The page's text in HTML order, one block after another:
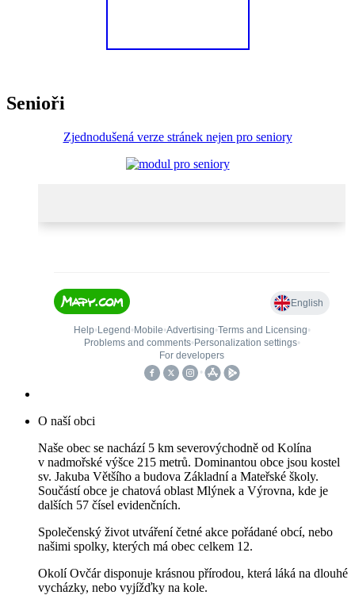
Senioři
Zjednodušená verze stránek nejen pro seniory
O naší obci
Naše obec se nachází 5 km severovýchodně od Kolína
v nadmořské výšce 215 metrů. Dominantou obce jsou kostel
sv. Jakuba Většího a budova Základní a Mateřské školy.
Součástí obce je chatová oblast Mlýnek a Výrovna, kde je
dalších 57 čísel evidenčních.
Společenský život utváření četné akce pořádané obcí, nebo
našimi spolky, kterých má obec celkem 12.
Okolí Ovčár disponuje krásnou přírodou, která láká na dlouhé
vycházky, nebo vyjížďky na kole.